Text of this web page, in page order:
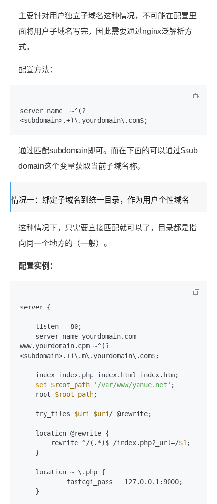
主要针对用户独立子域名这种情况，不可能在配置里
面将用户子域名写完，因此需要通过nginx泛解析方
式。
配置方法：
server_name  ~^(?
<subdomain>.+)\.yourdomain\.com$;
通过匹配subdomain即可。而在下面的可以通过$sub
domain这个变量获取当前子域名称。
情况一：绑定子域名到统一目录，作为用户个性域名
这种情况下，只需要直接匹配就可以了，目录都是指
向同一个地方的（一般）。
配置实例：
server {
www.yourdomain.cpm ~^(?
<subdomain>.+)\.m\.yourdomain\.com$;
set
$root_path '/var/www/yanue.net' ;
    root
$root_path;
    try_files
$uri $uri / @rewrite;
        rewrite ^/(.*)$ /index.php?_url=/
$1 ;